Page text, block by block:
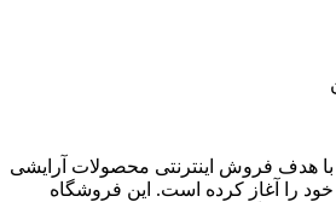
با هدف فروش اینترنتی محصولات آرایشی
خود را آغاز کرده است. این فروشگاه